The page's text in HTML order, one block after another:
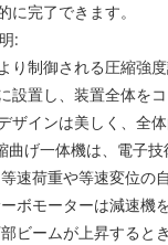
に完了できます。
:
り制御される圧縮強
設置し、装置全体を
ザインは美しく、全
曲げ一体機は、電子
速荷重や等速変位の
ボモーターは減速機
ビームが上昇すると